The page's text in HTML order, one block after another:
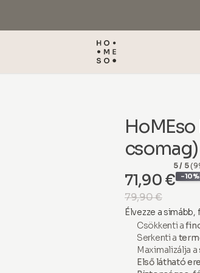
csomag)
5 / 5
79,90 €
71,90 € -10%
Élvezze a
Csökkenti a
Serkenti a
Maximalizálja a
Első látható